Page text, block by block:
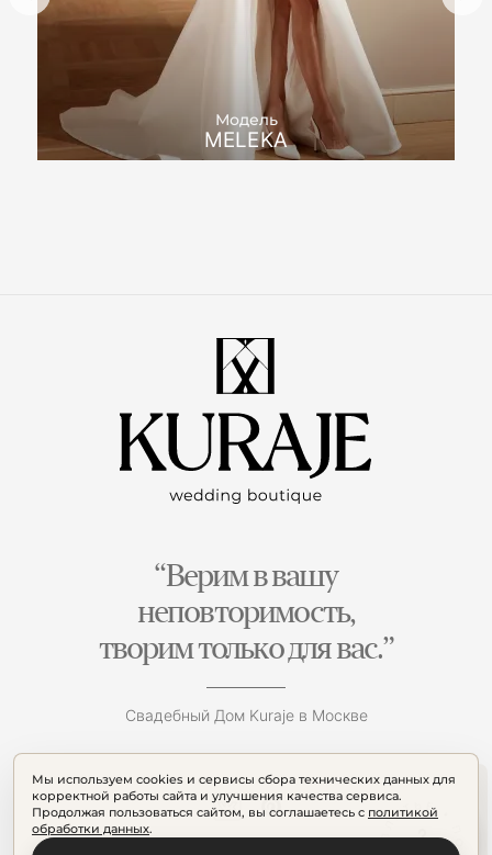
Модель
MELEKA
Мы используем cookies и сервисы сбора технических данных для
корректной работы сайта и улучшения качества сервиса.
Продолжая пользоваться сайтом, вы соглашаетесь с политикой
обработки данных.
“Верим в вашу
неповторимость,
творим только для вас.”
Свадебный Дом Kuraje в Москве